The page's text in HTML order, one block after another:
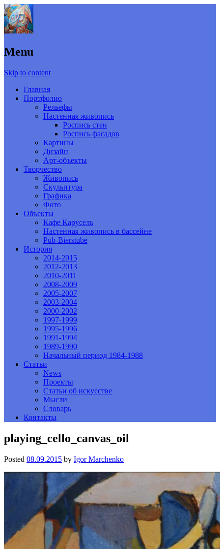
Menu
Skip to content
Главная
Портфолио
Рельефы
Настенная живопись
Роспись стен
Роспись фасадов
Картины
Дизайн
Арт-объекты
Творчество
Живопись
Скульптура
Графика
Фото
Объекты
Кафе Карусель
Настенная живопись в бассейне
Pub-Bierstube
История
2014-2015
2012-2013
2010-2011
2008-2009
2005-2007
2003-2004
2000-2002
1997-1999
1995-1996
1991-1994
1989-1990
Начальный период 1984-1988
Статьи
News
Проекты
Статьи об искусстве
Мысли
Словарь
Контакты
playing_cello_canvas_oil
Posted 08.09.2015 by Igor Marchenko